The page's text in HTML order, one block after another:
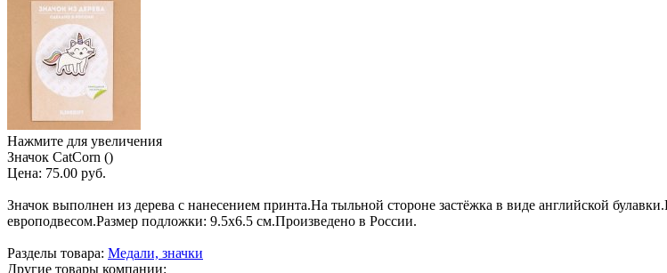
Нажмите для увеличения
Значок CatCorn ()
Цена: 75.00 руб.
Значок выполнен из дерева с нанесением принта.На тыльной стороне застёжка в виде английской
европодвесом.Размер подложки: 9.5х6.5 см.Произведено в России.
Разделы товара: Медали, значки
Другие товары компании: